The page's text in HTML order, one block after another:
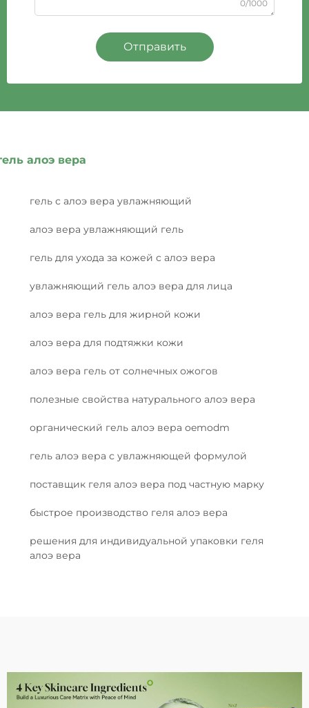
0/1000
Отправить
алоэ вера
гель с алоэ вера увлажняющий
алоэ вера увлажняющий гель
гель для ухода за кожей с алоэ вера
увлажняющий гель алоэ вера для лица
алоэ вера гель для жирной кожи
алоэ вера для подтяжки кожи
алоэ вера гель от солнечных ожогов
полезные свойства натурального алоэ вера
органический гель алоэ вера oemodm
гель алоэ вера с увлажняющей формулой
поставщик геля алоэ вера под частную марку
быстрое производство геля алоэ вера
решения для индивидуальной упаковки геля
алоэ вера